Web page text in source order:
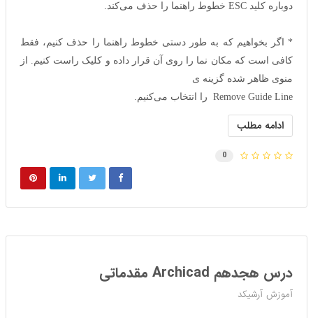
دوباره کلید ESC خطوط راهنما را حذف می‌کند.
* اگر بخواهیم که به طور دستی خطوط راهنما را حذف کنیم، فقط
کافی است که مکان نما را روی آن قرار داده و کلیک راست کنیم. از
منوی ظاهر شده گزینه ی
Remove Guide Line را انتخاب می‌کنیم.
ادامه مطلب
0
درس هجدهم Archicad مقدماتی
آموزش آرشیکد